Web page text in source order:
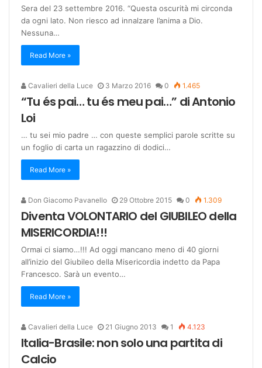
Sera del 23 settembre 2016. “Questa oscurità mi circonda
da ogni lato. Non riesco ad innalzare l’anima a Dio.
Nessuna…
Read More »
Cavalieri della Luce 3 Marzo 2016 0 1.465
“Tu és pai… tu és meu pai…” di Antonio
Loi
… tu sei mio padre … con queste semplici parole scritte su
un foglio di carta un ragazzino di dodici…
Read More »
Don Giacomo Pavanello 29 Ottobre 2015 0 1.309
Diventa VOLONTARIO del GIUBILEO della
MISERICORDIA!!!
Ormai ci siamo…!!! Ad oggi mancano meno di 40 giorni
all’inizio del Giubileo della Misericordia indetto da Papa
Francesco. Sarà un evento…
Read More »
Cavalieri della Luce 21 Giugno 2013 1 4.123
Italia-Brasile: non solo una partita di
Calcio